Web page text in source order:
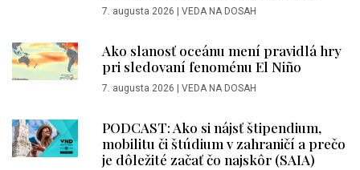
7. augusta 2026 VEDA NA DOSAH
Ako slanosť oceánu mení pravidlá hry
pri sledovaní fenoménu El Niño
7. augusta 2026 VEDA NA DOSAH
PODCAST: Ako si nájsť štipendium,
mobilitu či štúdium v zahraničí a prečo
je dôležité začať čo najskôr (SAIA)